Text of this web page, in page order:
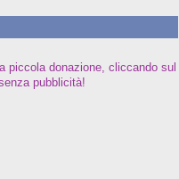
piccola donazione, cliccando sul
pubblicità!